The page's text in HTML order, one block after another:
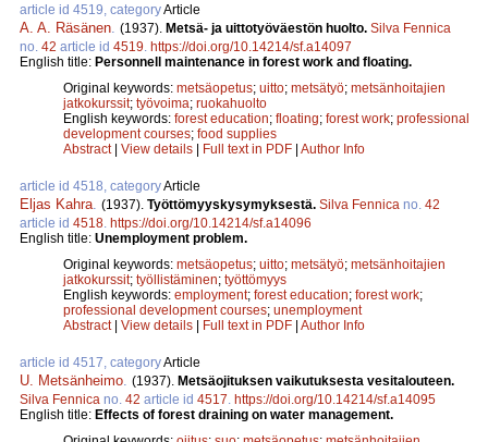
article id 4519, categoryArticle
A. A. Räsänen (1937). Metsä- ja uittotyöväestön huolto. Silva Fennica
no. 42 article id 4519 https://doi.org/10.14214/sf.a14097
English title: Personnell maintenance in forest work and floating.
Original keywords: metsäopetus; uitto; metsätyö; metsänhoitajien
jatkokurssit; työvoima; ruokahuolto
English keywords: forest education; floating; forest work; professional
development courses; food supplies
Abstract| View details | Full text in PDF | Author Info
article id 4518, categoryArticle
Eljas Kahra (1937). Työttömyyskysymyksestä. Silva Fennica no. 42
article id 4518 https://doi.org/10.14214/sf.a14096
English title: Unemployment problem.
Original keywords: metsäopetus; uitto; metsätyö; metsänhoitajien
jatkokurssit; työllistäminen; työttömyys
English keywords: employment; forest education; forest work;
professional development courses; unemployment
Abstract| View details | Full text in PDF | Author Info
article id 4517, categoryArticle
U. Metsänheimo (1937). Metsäojituksen vaikutuksesta vesitalouteen.
Silva Fennica no. 42 article id 4517 https://doi.org/10.14214/sf.a14095
English title: Effects of forest draining on water management.